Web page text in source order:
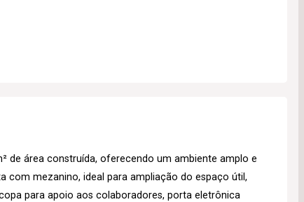
de área construída, oferecendo um ambiente amplo e
com mezanino, ideal para ampliação do espaço útil,
para apoio aos colaboradores, porta eletrônica